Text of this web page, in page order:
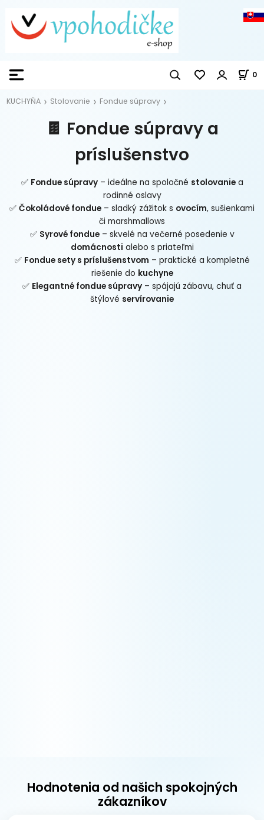
0
KUCHYŇA Stolovanie Fondue súpravy
🍫 Fondue súpravy a
príslušenstvo
✅ Fondue súpravy– ideálne na spoločné stolovaniea
rodinné oslavy
✅ Čokoládové fondue – sladký zážitok s ovocím, sušienkami
či marshmallows
✅ Syrové fondue– skvelé na večerné posedenie v
domácnosti alebo s priateľmi
✅ Fondue sety s príslušenstvom – praktické a kompletné
riešenie do kuchyne
✅ Elegantné fondue súpravy – spájajú zábavu, chuť a
štýlové servírovanie
Hodnotenia od našich spokojných
zákazníkov